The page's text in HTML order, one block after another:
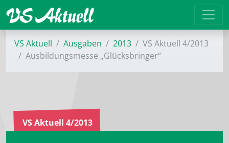
VS Aktuell Ausgaben 2013
VS Aktuell 4/2013
Ausbildungsmesse „Glücksbringer“
VS Aktuell 4/2013